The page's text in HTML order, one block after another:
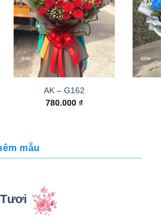
AK – G162
780.000₫
mẫu